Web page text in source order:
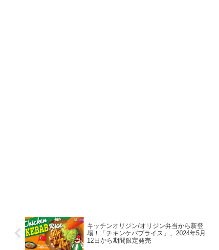
キッチンオリジン/オリジン弁当から新登
場！「チキンケバブライス」、2024年5月
12日から期間限定発売